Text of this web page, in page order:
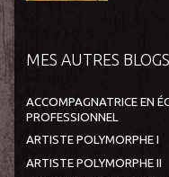
MES AUTRES BLOGS
ACCOMPAGNATRICE EN
PROFESSIONNEL
ARTISTE POLYMORPHE I
ARTISTE POLYMORPHE II